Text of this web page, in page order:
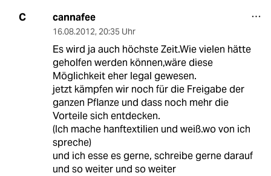
C cannafee
16.08.2012, 20:35 Uhr
Es wird ja auch höchste Zeit.Wie vielen hätte
geholfen werden können,wäre diese
Möglichkeit eher legal gewesen.
jetzt kämpfen wir noch für die Freigabe der
ganzen Pflanze und dass noch mehr die
Vorteile sich entdecken.
(Ich mache hanftextilien und weiß.wo von ich
spreche)
und ich esse es gerne, schreibe gerne darauf
und so weiter und so weiter